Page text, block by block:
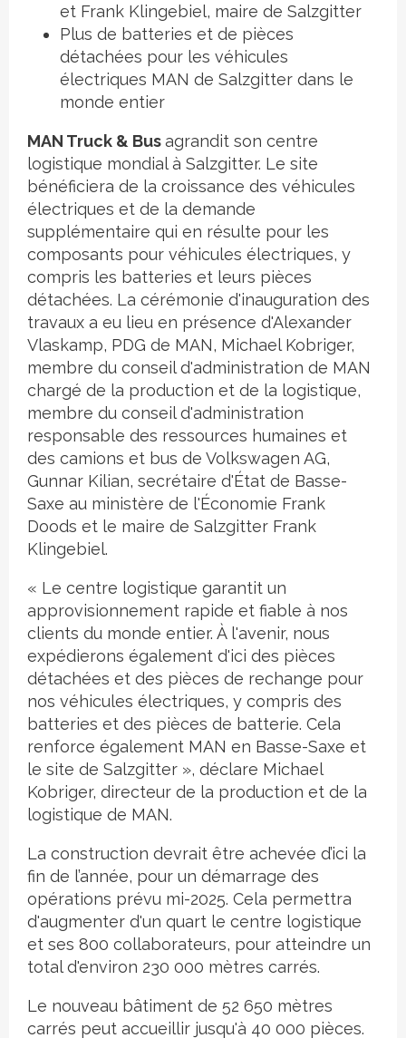
et Frank Klingebiel, maire de Salzgitter
Plus de batteries et de pièces
détachées pour les véhicules
électriques MAN de Salzgitter dans le
monde entier
MAN Truck & Busagrandit son centre
logistique mondial à Salzgitter. Le site
bénéficiera de la croissance des véhicules
électriques et de la demande
supplémentaire qui en résulte pour les
composants pour véhicules électriques, y
compris les batteries et leurs pièces
détachées. La cérémonie d'inauguration des
travaux a eu lieu en présence d'Alexander
Vlaskamp, PDG de MAN, Michael Kobriger,
membre du conseil d'administration de MAN
chargé de la production et de la logistique,
membre du conseil d'administration
responsable des ressources humaines et
des camions et bus de Volkswagen AG,
Gunnar Kilian, secrétaire d'État de Basse-
Saxe au ministère de l'Économie Frank
Doods et le maire de Salzgitter Frank
Klingebiel.
« Le centre logistique garantit un
approvisionnement rapide et fiable à nos
clients du monde entier. À l'avenir, nous
expédierons également d'ici des pièces
détachées et des pièces de rechange pour
nos véhicules électriques, y compris des
batteries et des pièces de batterie. Cela
renforce également MAN en Basse-Saxe et
le site de Salzgitter », déclare Michael
Kobriger, directeur de la production et de la
logistique de MAN.
La construction devrait être achevée d’ici la
fin de l’année, pour un démarrage des
opérations prévu mi-2025. Cela permettra
d'augmenter d'un quart le centre logistique
et ses 800 collaborateurs, pour atteindre un
total d'environ 230 000 mètres carrés.
Le nouveau bâtiment de 52 650 mètres
carrés peut accueillir jusqu'à 40 000 pièces.